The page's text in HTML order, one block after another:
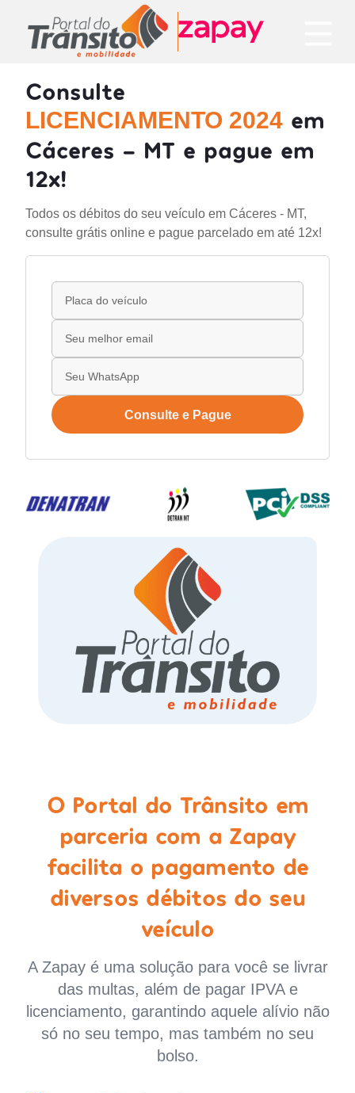
Consulte
LICENCIAMENTO 2024 em
Cáceres - MT e pague em
12x!
Todos os débitos do seu veículo em Cáceres - MT,
consulte grátis online e pague parcelado em até 12x!
Consulte e Pague
O Portal do Trânsito em
parceria com a Zapay
facilita o pagamento de
diversos débitos do seu
veículo
A Zapay é uma solução para você se livrar
das multas, além de pagar IPVA e
licenciamento, garantindo aquele alívio não
só no seu tempo, mas também no seu
bolso.